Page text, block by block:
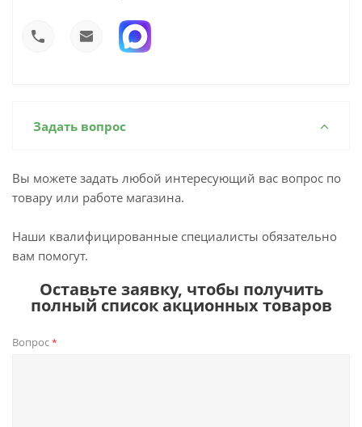
Задать вопрос
Вы можете задать любой интересующий вас вопрос по
товару или работе магазина.
Наши квалифицированные специалисты обязательно
вам помогут.
Оставьте заявку, чтобы получить
полный список акционных товаров
Вопрос*